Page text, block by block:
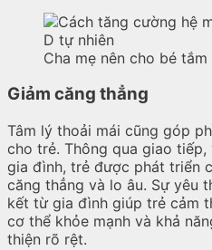
Cha mẹ nên cho bé
Giảm căng thẳng
Tâm lý thoải mái cũng góp
cho trẻ. Thông qua giao
gia đình, trẻ được phát triển
căng thẳng và lo âu. Sự yêu
kết từ gia đình giúp trẻ cảm
cơ thể khỏe mạnh và khả
thiện rõ rệt.